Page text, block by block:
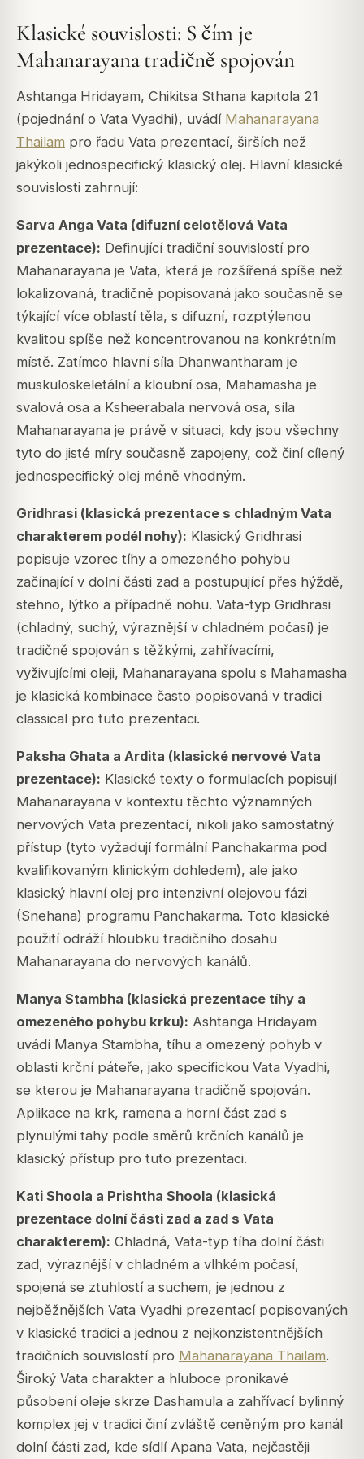
Klasické souvislosti: S čím je
Mahanarayana tradičně spojován
Ashtanga Hridayam, Chikitsa Sthana kapitola 21
(pojednání o Vata Vyadhi), uvádí Mahanarayana
Thailam pro řadu Vata prezentací, širších než
jakýkoli jednospecifický klasický olej. Hlavní klasické
souvislosti zahrnují:
Sarva Anga Vata (difuzní celotělová Vata
prezentace): Definující tradiční souvislostí pro
Mahanarayana je Vata, která je rozšířená spíše než
lokalizovaná, tradičně popisovaná jako současně se
týkající více oblastí těla, s difuzní, rozptýlenou
kvalitou spíše než koncentrovanou na konkrétním
místě. Zatímco hlavní síla Dhanwantharam je
muskuloskeletální a kloubní osa, Mahamasha je
svalová osa a Ksheerabala nervová osa, síla
Mahanarayana je právě v situaci, kdy jsou všechny
tyto do jisté míry současně zapojeny, což činí cílený
jednospecifický olej méně vhodným.
Gridhrasi (klasická prezentace s chladným Vata
charakterem podél nohy): Klasický Gridhrasi
popisuje vzorec tíhy a omezeného pohybu
začínající v dolní části zad a postupující přes hýždě,
stehno, lýtko a případně nohu. Vata-typ Gridhrasi
(chladný, suchý, výraznější v chladném počasí) je
tradičně spojován s těžkými, zahřívacími,
vyživujícími oleji, Mahanarayana spolu s Mahamasha
je klasická kombinace často popisovaná v tradici
classical pro tuto prezentaci.
Paksha Ghata a Ardita (klasické nervové Vata
prezentace): Klasické texty o formulacích popisují
Mahanarayana v kontextu těchto významných
nervových Vata prezentací, nikoli jako samostatný
přístup (tyto vyžadují formální Panchakarma pod
kvalifikovaným klinickým dohledem), ale jako
klasický hlavní olej pro intenzivní olejovou fázi
(Snehana) programu Panchakarma. Toto klasické
použití odráží hloubku tradičního dosahu
Mahanarayana do nervových kanálů.
Manya Stambha (klasická prezentace tíhy a
omezeného pohybu krku): Ashtanga Hridayam
uvádí Manya Stambha, tíhu a omezený pohyb v
oblasti krční páteře, jako specifickou Vata Vyadhi,
se kterou je Mahanarayana tradičně spojován.
Aplikace na krk, ramena a horní část zad s
plynulými tahy podle směrů krčních kanálů je
klasický přístup pro tuto prezentaci.
Kati Shoola a Prishtha Shoola (klasická
prezentace dolní části zad a zad s Vata
charakterem): Chladná, Vata-typ tíha dolní části
zad, výraznější v chladném a vlhkém počasí,
spojená se ztuhlostí a suchem, je jednou z
nejběžnějších Vata Vyadhi prezentací popisovaných
v klasické tradici a jednou z nejkonzistentnějších
tradičních souvislostí pro Mahanarayana Thailam.
Široký Vata charakter a hluboce pronikavé
působení oleje skrze Dashamula a zahřívací bylinný
komplex jej v tradici činí zvláště ceněným pro kanál
dolní části zad, kde sídlí Apana Vata, nejčastěji